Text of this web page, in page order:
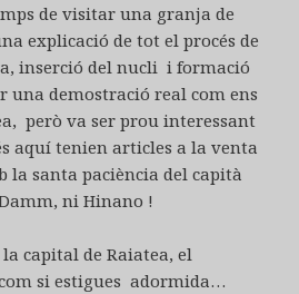
de visitar una granja de
explicació de tot el procés de
inserció del nucli i formació
una demostració real com ens
però va ser prou interessant
aquí tenien articles a la venta
la santa paciència del capità
ni Hinano !
capital de Raiatea, el
si estigues adormida…